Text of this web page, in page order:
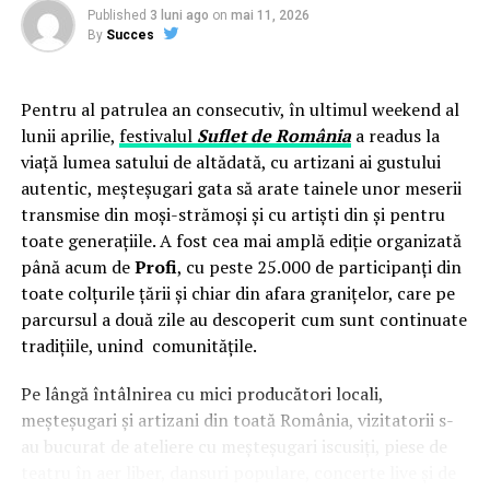
șantiere izolate, acolo unde rețeaua publică de energie electrică
lipsește sau este insuficientă, iar soluțiile clasice de alimentare —
Centrala fotovoltaică fixă, ca alternativă, presupune un parcurs
birocratic de minimum șase luni — autorizație de construcție,
racord la rețea, aviz ANRE — și o instalare permanentă într-o
singură locație, în contradicție cu specificul șantierelor mobile
care se relochează de la un proiect la altul.
Centrala fotovoltaică mobilălivrată de UZINEX rezolvă
simultan ambele probleme: este integrată într-un container
transportabil, nu necesită autorizație de construcție și se redislocă
împreună cu echipa client la fiecare nou șantier.
Published 3 luni ago on mai 11, 2026
By Succes
Pentru al patrulea an consecutiv, în ultimul weekend al
lunii aprilie, festivalul Suflet de Româniaa readus la
viață lumea satului de altădată, cu artizani ai gustului
autentic, meșteșugari gata să arate tainele unor meserii
transmise din moși-strămoși și cu artiști din și pentru
toate generațiile. A fost cea mai amplă ediție organizată
până acum deProfi, cu peste 25.000 de participanți din
toate colțurile țării și chiar din afara granițelor, care pe
parcursul a două zile au descoperit cum sunt continuate
tradițiile, unind comunitățile.
Pe lângă întâlnirea cu mici producători locali,
meșteșugari și artizani din toată România, vizitatorii s-
au bucurat de ateliere cu meșteșugari iscusiți, piese de